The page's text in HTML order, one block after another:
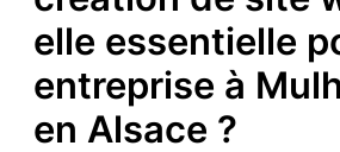
elle essentielle
entreprise à
en Alsace ?